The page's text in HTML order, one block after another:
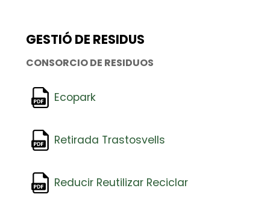
GESTIÓ DE RESIDUS
CONSORCIO DE RESIDUOS
Ecopark
Retirada Trastosvells
Reducir Reutilizar Reciclar